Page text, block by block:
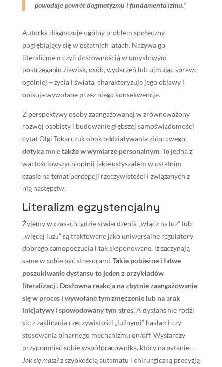
powoduje powrót dogmatyzmu i fundamentalizmu.”
Autorka diagnozuje ogólny problem społeczny
pogłębiający się w ostatnich latach. Nazywa go
literalizmem czyli dosłownością w umysłowym
postrzeganiu zjawisk, osób, wydarzeń lub ujmując sprawę
ogólniej – życia i świata, charakteryzuje jego objawy i
opisuje wywołane przez niego konsekwencje.
Z perspektywy osoby zaangażowanej w zrównoważony
rozwój osobisty i budowanie głębszej samoświadomości
cytat Olgi Tokarczuk obok oddziaływania zbiorowego,
dotyka mnie także w wymiarze personalnym. To jedna z
wartościowszych opinii jakie usłyszałem w ostatnim
czasie na temat percepcji rzeczywistości i związanych z
nią następstw.
Literalizm egzystencjalny
Żyjemy w czasach, gdzie stwierdzenia „włącz na luz” lub
„więcej luzu” są traktowane jako uniwersalne regulatory
dobrego samopoczucia i tak eksponowane, iż zaczynają
same w sobie być stresorami. Takie pobieżne i łatwe
poszukiwanie dystansu to jeden z przykładów
literalizacji. Dosłowna reakcja na zbytnie zaangażowanie
się w proces i wywołane tym zmęczenie lub na brak
inicjatywy i spowodowany tym stres.A dystans nie rodzi
się z zaklinania rzeczywistości „luźnymi” hasłami czy
stosowania binarnego mechanizmu on/off. Wystarczy
przypomnieć sobie współpracownika, który na pytanie: –
Jak się masz?z szybkością automatu i chirurgiczną precyzją